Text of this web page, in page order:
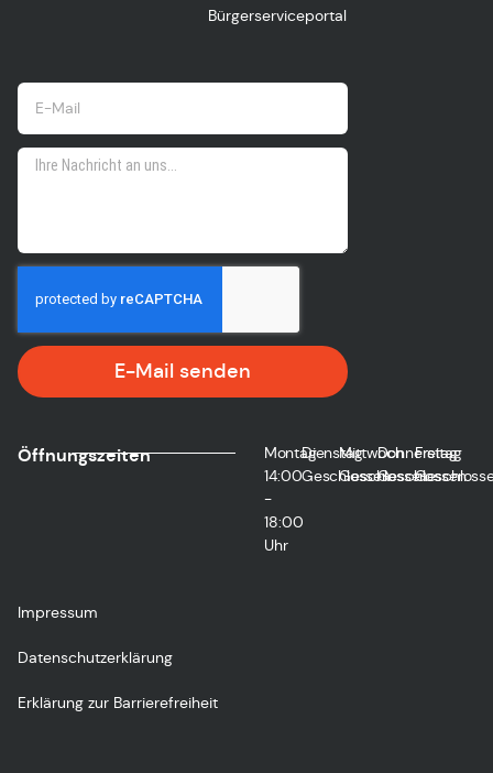
Bürgerserviceportal
E-Mail senden
Öffnungszeiten
Montag
14:00
-
18:00
Uhr
Dienstag
Geschlossen
Mittwoch
Geschlossen
Donnerstag
Geschlossen
Freitag
Impressum
Datenschutzerklärung
Erklärung zur Barrierefreiheit